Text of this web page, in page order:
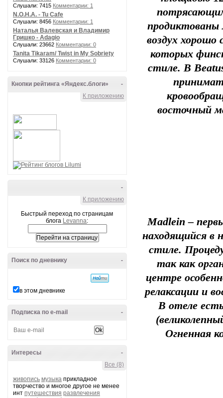
Слушали: 7415 Комментарии: 1
N.O.H.A. - Tu Cafe
Слушали: 8456 Комментарии: 1
Наталья Валевская и Владимир
Гришко - Adagio
Слушали: 23662 Комментарии: 0
Tanita Tikaram/ Twist in My Sobriety
Слушали: 33126 Комментарии: 0
-
Кнопки рейтинга «Яндекс.блоги»
К приложению
-
К приложению
Быстрый переход по страницам
блога Levanna:
-
Поиск по дневнику
в этом дневнике
-
Подписка по e-mail
-
Интересы
Все (8)
живопись музыка прикладное
творчество и многое другое не менее
инт путешествия развлечения
продиктованы
воздух хорошо
которых
стиле. В
восточный
Madlein –
находящийся в
стиле.
так как
центре
релаксации и
В отеле
Огненная